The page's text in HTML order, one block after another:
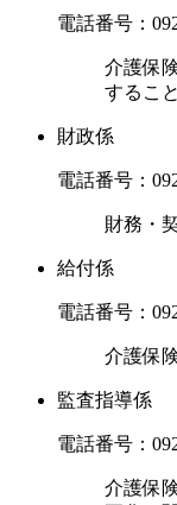
電話番号：
介護保
すること
財政係
電話番号：
財務・
給付係
電話番号：
介護保
監査指導係
電話番号：
介護保